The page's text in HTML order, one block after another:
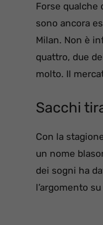
Forse qualche
sono ancora
Milan. Non è
quattro, due
molto. Il
Sacchi
Con la
un nome
dei sogni ha
l’argomento